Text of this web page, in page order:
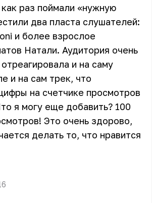
раз поймали «нужную
два пласта слушателей:
и более взрослое
Натали. Аудитория очень
и на саму
и на сам трек, что
на счетчике просмотров
я могу еще добавить? 100
Это очень здорово,
делать то, что нравится